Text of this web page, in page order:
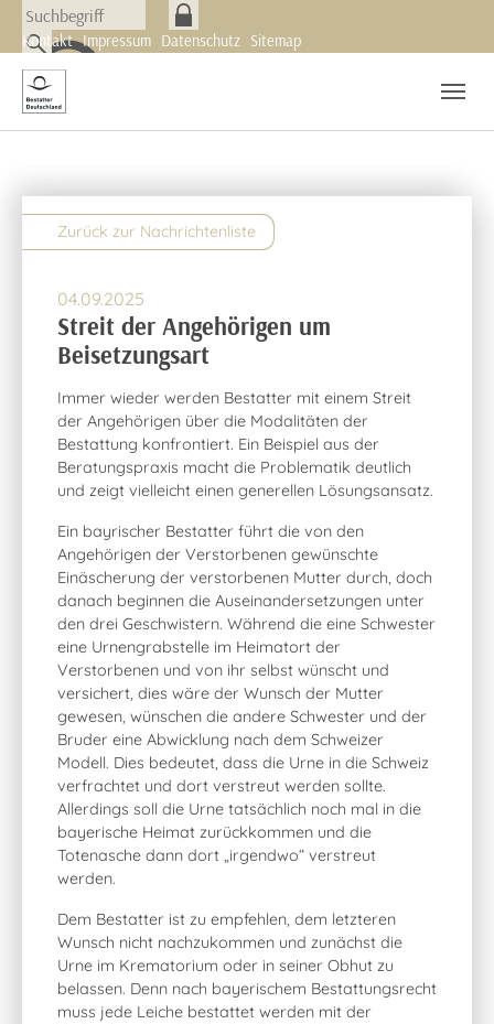
Skip to main navigation
Zum Hauptinhalt springen
Skip to page footer
Kontakt Impressum Datenschutz Sitemap
Zurück zur Nachrichtenliste
04.09.2025
Streit der Angehörigen um
Beisetzungsart
Immer wieder werden Bestatter mit einem Streit
der Angehörigen über die Modalitäten der
Bestattung konfrontiert. Ein Beispiel aus der
Beratungspraxis macht die Problematik deutlich
und zeigt vielleicht einen generellen Lösungsansatz.
Ein bayrischer Bestatter führt die von den
Angehörigen der Verstorbenen gewünschte
Einäscherung der verstorbenen Mutter durch, doch
danach beginnen die Auseinandersetzungen unter
den drei Geschwistern. Während die eine Schwester
eine Urnengrabstelle im Heimatort der
Verstorbenen und von ihr selbst wünscht und
versichert, dies wäre der Wunsch der Mutter
gewesen, wünschen die andere Schwester und der
Bruder eine Abwicklung nach dem Schweizer
Modell. Dies bedeutet, dass die Urne in die Schweiz
verfrachtet und dort verstreut werden sollte.
Allerdings soll die Urne tatsächlich noch mal in die
bayerische Heimat zurückkommen und die
Totenasche dann dort „irgendwo“ verstreut
werden.
Dem Bestatter ist zu empfehlen, dem letzteren
Wunsch nicht nachzukommen und zunächst die
Urne im Krematorium oder in seiner Obhut zu
belassen. Denn nach bayerischem Bestattungsrecht
muss jede Leiche bestattet werden mit der